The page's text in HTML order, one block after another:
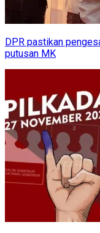
DPR pastikan
putusan MK